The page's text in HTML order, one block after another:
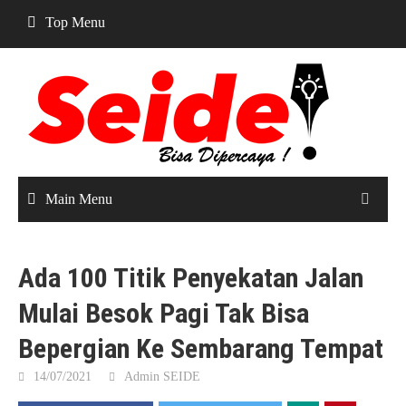
content
Top Menu
Main Menu
Ada 100 Titik Penyekatan Jalan
Mulai Besok Pagi Tak Bisa
Bepergian Ke Sembarang Tempat
14/07/2021 Admin SEIDE